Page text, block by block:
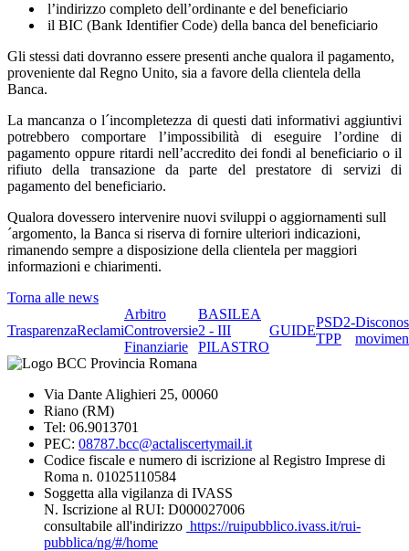
l’indirizzo completo dell’ordinante e del beneficiario
il BIC (Bank Identifier Code) della banca del beneficiario
Gli stessi dati dovranno essere presenti anche qualora il pagamento,
proveniente dal Regno Unito, sia a favore della clientela della
Banca.
La mancanza o l´incompletezza di questi dati informativi aggiuntivi
potrebbero comportare l’impossibilità di eseguire l’ordine di
pagamento oppure ritardi nell’accredito dei fondi al beneficiario o il
rifiuto della transazione da parte del prestatore di servizi di
pagamento del beneficiario.
Qualora dovessero intervenire nuovi sviluppi o aggiornamenti sull
´argomento, la Banca si riserva di fornire ulteriori indicazioni,
rimanendo sempre a disposizione della clientela per maggiori
informazioni e chiarimenti.
Torna alle news
TrasparenzaReclami
Arbitro
Controversie
Finanziarie
BASILEA
2 - III
PILASTRO
GUIDE
PSD2-
TPP
Via Dante Alighieri 25, 00060
Riano (RM)
Tel: 06.9013701
PEC: 08787.bcc@actaliscertymail.it
Codice fiscale e numero di iscrizione al Registro Imprese di
Roma n. 01025110584
Soggetta alla vigilanza di IVASS
N. Iscrizione al RUI: D000027006
consultabile all'indirizzo https://ruipubblico.ivass.it/rui-
pubblica/ng/#/home